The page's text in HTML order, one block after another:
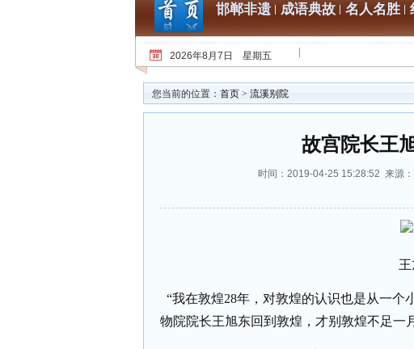
邯郸非遗 成语典故 名人名胜
2026年8月7日 星期五
您当前的位置： 首页 > 流溪别院
故宫院长王
时间：2019-04-25 15:28:52 来源
“我在敦煌28年，对敦煌的认识也是从一个
物院院长王旭东回到敦煌，才别敦煌不足一